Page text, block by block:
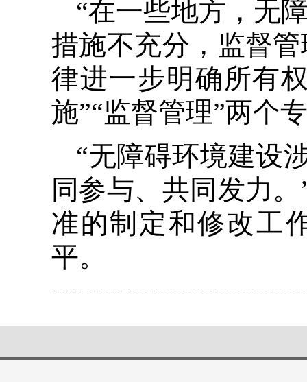
“在一些地方，无
措施不充分，监督
律进一步明确所有
施”“监督管理”两个
“无障碍环境建设
同参与、共同发力
准的制定和修改工
平。